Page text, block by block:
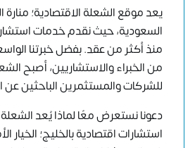
يعد موقع الشعلة الاقتصادية؛ منارة
السعودية، حيث نقدم خدمات
منذ أكثر من عقد. بفضل خبرتنا
من الخبراء والاستشاريين، أصبح
للشركات والمستثمرين الباحثين عن
دعونا نستعرض معًا لماذا يُعدُّ
استشارات اقتصادية بالخليج؛ الخيار